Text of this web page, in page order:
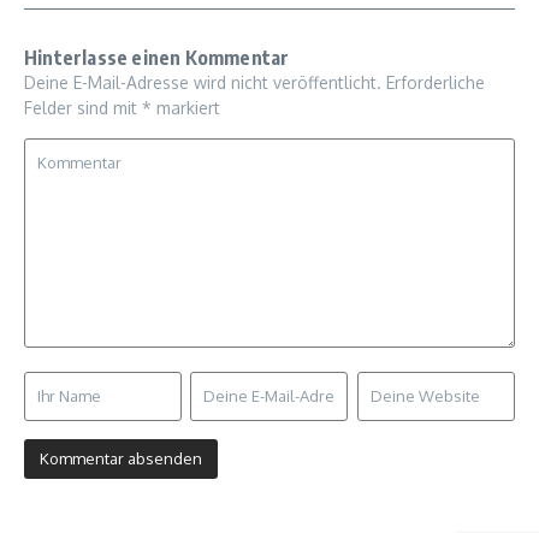
Hinterlasse einen Kommentar
Deine E-Mail-Adresse wird nicht veröffentlicht. Erforderliche
Felder sind mit * markiert